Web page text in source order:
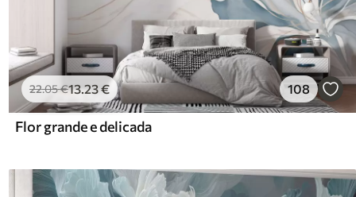
22.05€13.23€ 108
Flor grande e delicada